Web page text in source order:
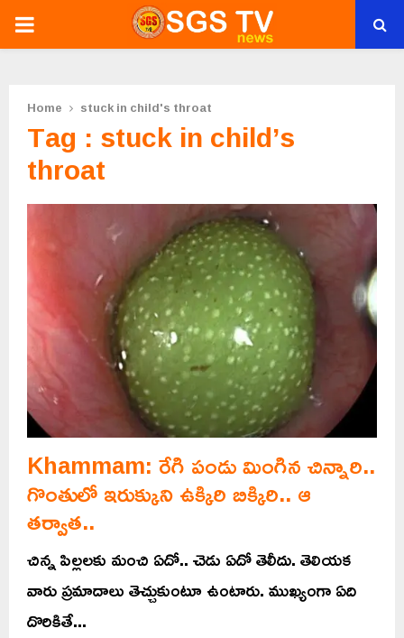
PRIMARY
Home stuck in child's throat
Tag : stuck in child’s
throat
Khammam: రేగి పండు మింగిన చిన్నారి..
గొంతులో ఇరుక్కుని ఉక్కిరి బిక్కిరి.. ఆ
తర్వాత..
చిన్న పిల్లలకు మంచి ఏదో.. చెడు ఏదో తెలీదు. తెలియక
వారు ప్రమాదాలు తెచ్చుకుంటూ ఉంటారు. ముఖ్యంగా ఏది
దొరికితే...